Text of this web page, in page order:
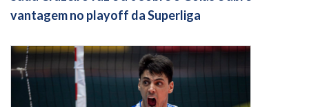
vantagem no playoff da Superliga